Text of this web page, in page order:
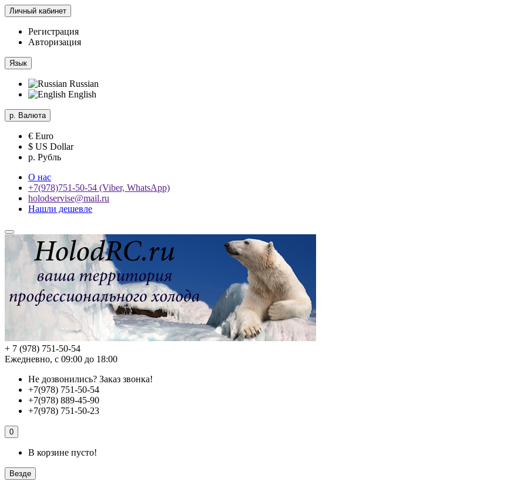
Личный кабинет
Регистрация
Авторизация
Язык
Russian
English
р. Валюта
€ Euro
$ US Dollar
р. Рубль
О нас
+7(978)751-50-54 (Viber, WhatsApp)
holodservise@mail.ru
Нашли дешевле
+ 7 (978) 751-50-54
Ежедневно, с 09:00 до 18:00
Не дозвонились? Заказ звонка!
+7(978) 751-50-54
+7(978) 889-45-90
+7(978) 751-50-23
0
В корзине пусто!
Везде